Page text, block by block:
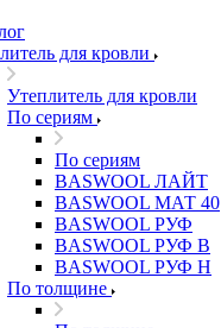
для кровли
Утеплитель для кровли
По сериям
По сериям
BASWOOL ЛАЙТ
BASWOOL МАТ 40
BASWOOL РУФ
BASWOOL РУФ В
BASWOOL РУФ Н
По толщине